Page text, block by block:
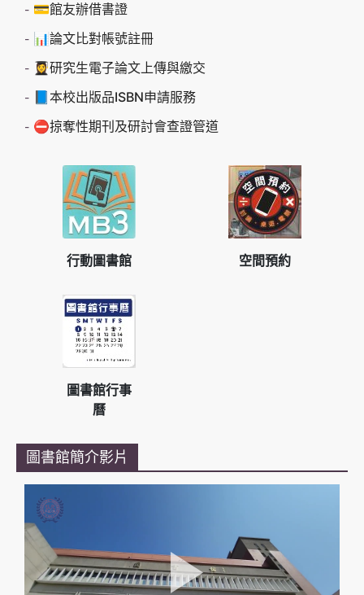
💳館友辦借書證
📊論文比對帳號註冊
👩‍🎓研究生電子論文上傳與繳交
📘本校出版品ISBN申請服務
⛔掠奪性期刊及研討會查證管道
行動圖書館 空間預約
圖書館行事
曆
圖書館簡介影片